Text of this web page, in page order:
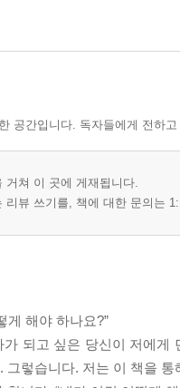
공간입니다. 독자들에게 전하
거쳐 이 곳에 게재됩니다.
리뷰 쓰기를, 책에 대한 문의는
게 해야 하나요?”
가 되고 싶은 당신이 저에
그렇습니다. 저는 이 책을